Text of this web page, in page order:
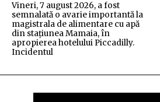
Vineri, 7 august 2026, a fost
semnalată o avarie importantă la
magistrala de alimentare cu apă
din stațiunea Mamaia, în
apropierea hotelului Piccadilly.
Incidentul